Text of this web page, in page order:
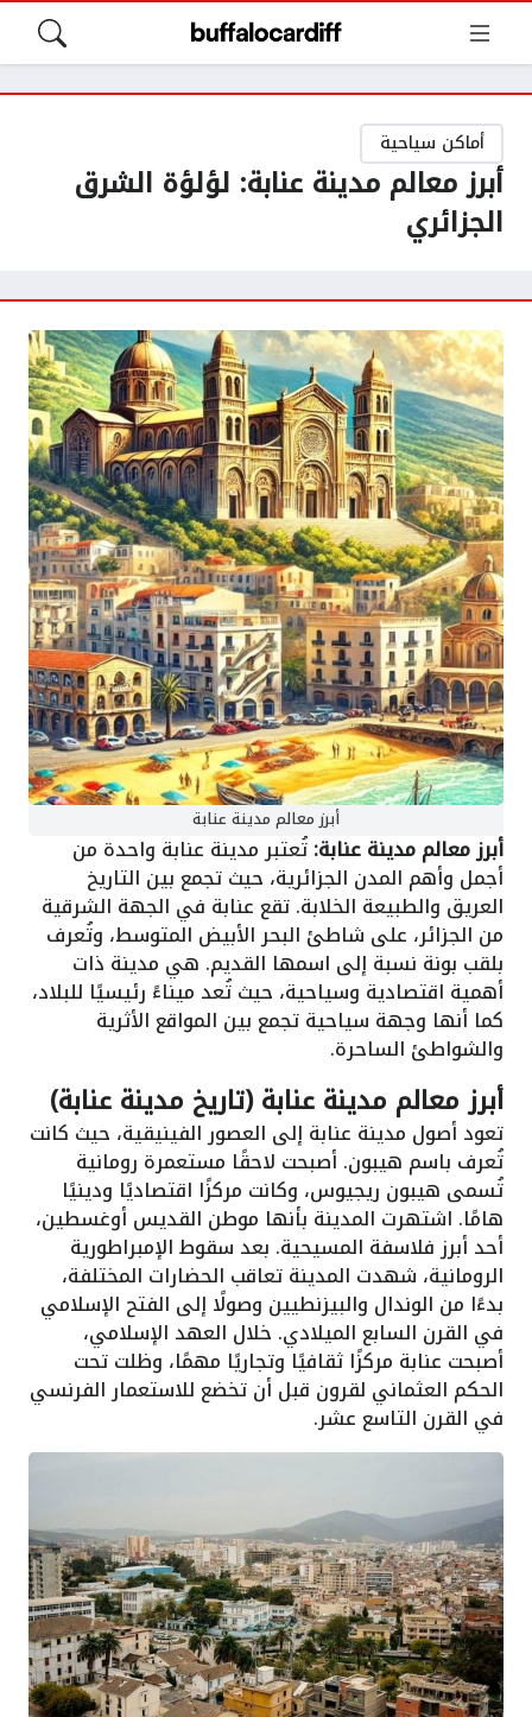
أماكن سياحية
أبرز معالم مدينة عنابة: لؤلؤة الشرق
الجزائري
أبرز معالم مدينة عنابة
أبرز معالم مدينة عنابة:تُعتبر مدينة عنابة واحدة من
أجمل وأهم المدن الجزائرية، حيث تجمع بين التاريخ
العريق والطبيعة الخلابة. تقع عنابة في الجهة الشرقية
من الجزائر، على شاطئ البحر الأبيض المتوسط، وتُعرف
بلقب بونة نسبة إلى اسمها القديم. هي مدينة ذات
أهمية اقتصادية وسياحية، حيث تُعد ميناءً رئيسيًا للبلاد،
كما أنها وجهة سياحية تجمع بين المواقع الأثرية
والشواطئ الساحرة.
أبرز معالم مدينة عنابة (تاريخ مدينة عنابة)
تعود أصول مدينة عنابة إلى العصور الفينيقية، حيث كانت
تُعرف باسم هيبون. أصبحت لاحقًا مستعمرة رومانية
تُسمى هيبون ريجيوس، وكانت مركزًا اقتصاديًا ودينيًا
هامًا. اشتهرت المدينة بأنها موطن القديس أوغسطين،
أحد أبرز فلاسفة المسيحية. بعد سقوط الإمبراطورية
الرومانية، شهدت المدينة تعاقب الحضارات المختلفة،
بدءًا من الوندال والبيزنطيين وصولًا إلى الفتح الإسلامي
في القرن السابع الميلادي. خلال العهد الإسلامي،
أصبحت عنابة مركزًا ثقافيًا وتجاريًا مهمًا، وظلت تحت
الحكم العثماني لقرون قبل أن تخضع للاستعمار الفرنسي
في القرن التاسع عشر.